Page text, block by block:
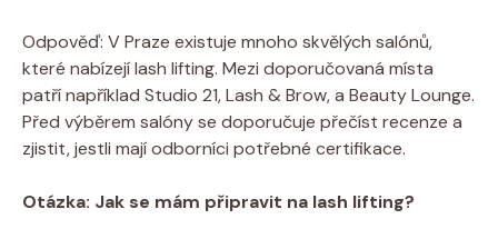
Odpověď:⁢ V Praze existuje mnoho‍ skvělých‍ salónů,
které⁣ nabízejí lash lifting.​ Mezi doporučovaná místa
⁤patří například Studio ⁣21, Lash & Brow, ⁢a Beauty Lounge.
Před výběrem salóny se doporučuje přečíst recenze a
‌zjistit,‍ jestli mají odborníci potřebné certifikace.
Otázka: Jak se ​mám připravit ⁣na lash lifting?